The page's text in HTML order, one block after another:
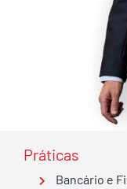
Práticas
Bancário e